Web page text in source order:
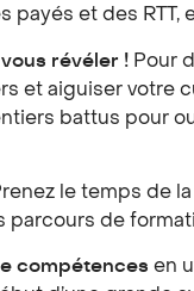
et des
révéler ! Pour
et aiguiser
battus pour
le temps de
parcours de
compétences en